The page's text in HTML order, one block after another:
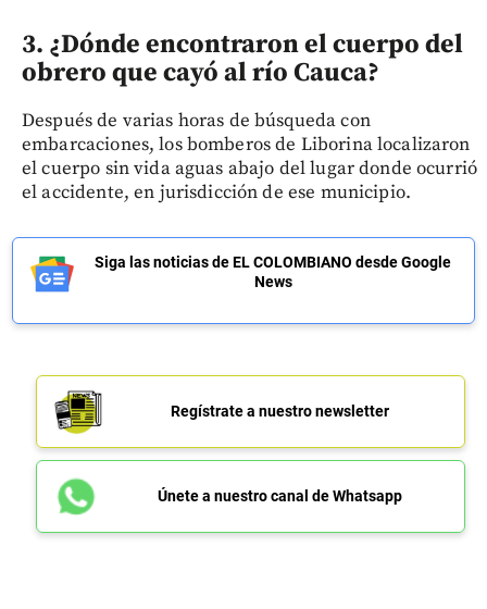
3. ¿Dónde encontraron el cuerpo del
obrero que cayó al río Cauca?
Después de varias horas de búsqueda con
embarcaciones, los bomberos de Liborina localizaron
el cuerpo sin vida aguas abajo del lugar donde ocurrió
el accidente, en jurisdicción de ese municipio.
Siga las noticias de EL COLOMBIANO desde Google
News
Regístrate a nuestro newsletter
Únete a nuestro canal de Whatsapp